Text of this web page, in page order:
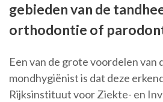
gebieden van de
orthodontie of
Een van de grote voordelen van
mondhygiënist is dat deze
Rijksinstituut voor Ziekte- en